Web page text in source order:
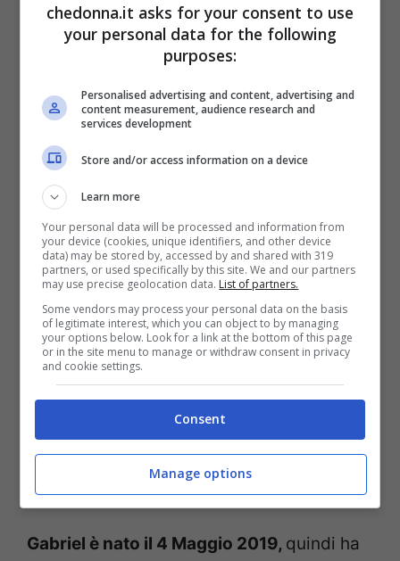
Un post condiviso da Pamela Saino (@sainopamela)
Oggi i tre formano una famiglia
affiatatissima, allargata anche aidue
adorati cagnolini di Pamela,
chiuaua e li coinvolte in tutte le attività
familiari (i due cagnolini si vedono
scorrendo le fotografie del post
precedente).
Gabriel è nato il 4 Maggio 2019, quindi ha
chedonna.it asks for your consent to use
your personal data for the following
purposes:
Personalised advertising and content, advertising and
content measurement, audience research and
services development
Store and/or access information on a device
Learn more
Your personal data will be processed and information from
your device (cookies, unique identifiers, and other device
data) may be stored by, accessed by and shared with 319
partners, or used specifically by this site. We and our partners
may use precise geolocation data. List of partners.
Some vendors may process your personal data on the basis
of legitimate interest, which you can object to by managing
your options below. Look for a link at the bottom of this page
or in the site menu to manage or withdraw consent in privacy
and cookie settings.
Consent
Manage options